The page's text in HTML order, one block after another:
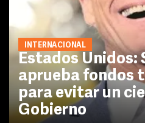
INTERNACIONAL
Estados Unidos:
aprueba fondos
para evitar un
Gobierno